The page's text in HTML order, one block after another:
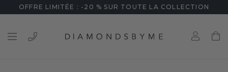
OFFRE LIMITÉE : -20 % SUR TOUTE LA COLLECTION